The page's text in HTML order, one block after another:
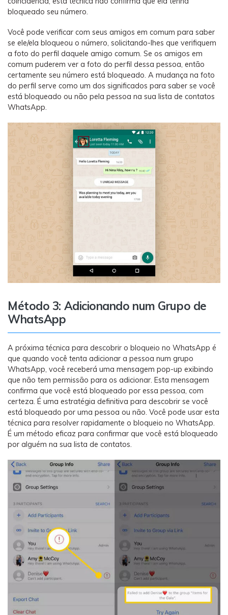
bloqueado seu número.
Você pode verificar com seus amigos em comum para saber
se ele/ela bloqueou o número, solicitando-lhes que verifiquem
a foto do perfil daquele amigo comum. Se os amigos em
comum puderem ver a foto do perfil dessa pessoa, então
certamente seu número está bloqueado. A mudança na foto
do perfil serve como um dos significados para saber se você
está bloqueado ou não pela pessoa na sua lista de contatos
WhatsApp.
Método 3: Adicionando num Grupo de
WhatsApp
A próxima técnica para descobrir o bloqueio no WhatsApp é
que quando você tenta adicionar a pessoa num grupo
WhatsApp, você receberá uma mensagem pop-up exibindo
que não tem permissão para os adicionar. Esta mensagem
confirma que você está bloqueado por essa pessoa, com
certeza. É uma estratégia definitiva para descobrir se você
está bloqueado por uma pessoa ou não. Você pode usar esta
técnica para resolver rapidamente o bloqueio no WhatsApp.
É um método eficaz para confirmar que você está bloqueado
por alguém na sua lista de contatos.